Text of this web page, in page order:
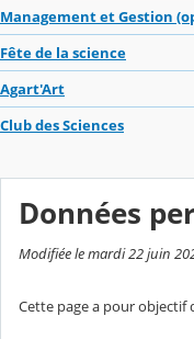
Management et Gestion
Fête de la science
Agart'Art
Club des Sciences
Données
Modifiée le mardi 22 juin
Cette page a pour objectif